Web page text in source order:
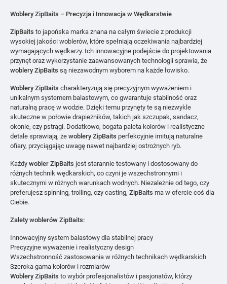
Woblery ZipBaits – Precyzja i Innowacja w Wędkarstwie
ZipBaits to japońska marka znana na całym świecie z produkcji
wysokiej jakości woblerów, które spełniają oczekiwania najbardziej
wymagających wędkarzy. Ich innowacyjne podejście do projektowania
przynęt oraz wykorzystanie zaawansowanych technologii sprawia, że
woblery ZipBaits są niezawodnym wyborem na każde łowisko.
Woblery ZipBaits charakteryzują się precyzyjnym wyważeniem i
unikalnym systemem balastowym, co gwarantuje stabilność oraz
naturalną pracę w wodzie. Dzięki temu przynęty te są niezwykle
skuteczne w połowie drapieżników, takich jak szczupak, sandacz,
okonie, czy pstrągi. Dodatkowo, bogata paleta kolorów i realistyczne
detale sprawiają, że woblery ZipBaits perfekcyjnie imitują naturalne
ofiary, przyciągając uwagę nawet najbardziej ostrożnych ryb.
Każdy wobler ZipBaits jest starannie testowany i dostosowany do
różnych technik wędkarskich, co czyni je wszechstronnymi i
skutecznymi w różnych warunkach wodnych. Niezależnie od tego, czy
preferujesz spinning, trolling, czy casting, ZipBaits ma w ofercie coś dla
Ciebie.
Zalety woblerów ZipBaits:
Innowacyjny system balastowy dla stabilnej pracy
Precyzyjne wyważenie i realistyczny design
Wszechstronność zastosowania w różnych technikach wędkarskich
Szeroka gama kolorów i rozmiarów
Woblery ZipBaits to wybór profesjonalistów i pasjonatów, którzy